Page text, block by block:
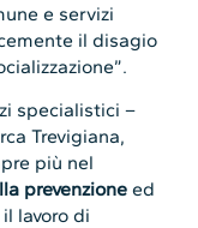
e servizi
il disagio
specialistici –
Trevigiana,
più nel
prevenzione ed
lavoro di